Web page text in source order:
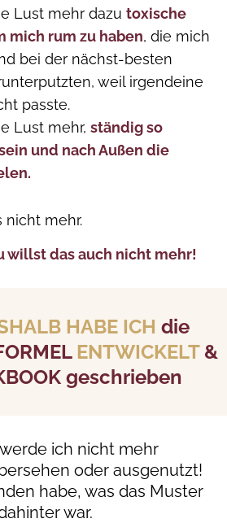
Lust mehr dazu toxische
mich rum zu haben, die mich
bei der nächst-besten
weil irgendeine
passte.
Lust mehr, ständig so
und nach Außen die
nicht mehr.
willst das auch nicht mehr!
HABE ICH die
ENTWICKELT &
geschrieben
ich nicht mehr
oder ausgenutzt!
habe, was das Muster
war.